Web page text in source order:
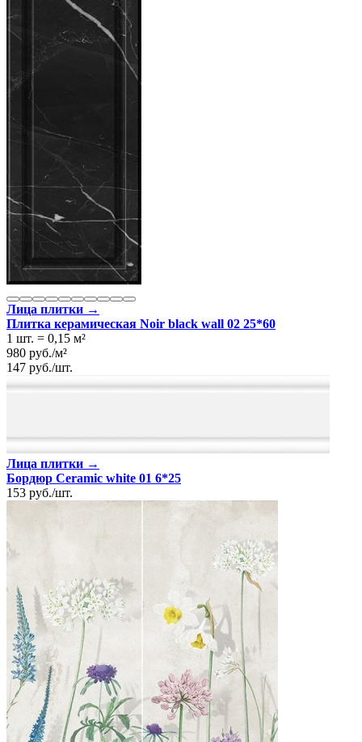
Лица плитки →
Плитка керамическая Noir black wall 02 25*60
1 шт. = 0,15 м²
980 руб./м²
147 руб./шт.
Лица плитки →
Бордюр Ceramic white 01 6*25
153 руб./шт.